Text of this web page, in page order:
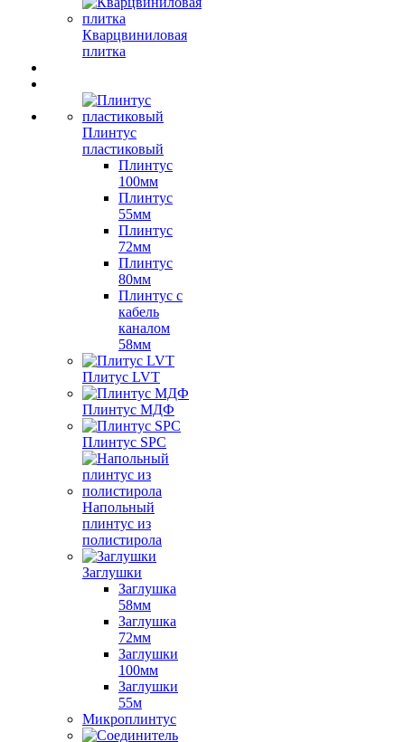
Кварцвиниловая
плитка
Плинтус
пластиковый
Плинтус
100мм
Плинтус
55мм
Плинтус
72мм
Плинтус
80мм
Плинтус с
кабель
каналом
58мм
Плитус LVT
Плинтус МДФ
Плинтус SPC
Напольный
плинтус из
полистирола
Заглушки
Заглушка
58мм
Заглушка
72мм
Заглушки
100мм
Заглушки
55м
Микроплинтус